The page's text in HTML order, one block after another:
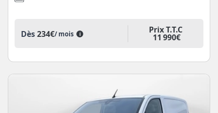
Dès234€/ mois i Prix T.T.C
11 990€